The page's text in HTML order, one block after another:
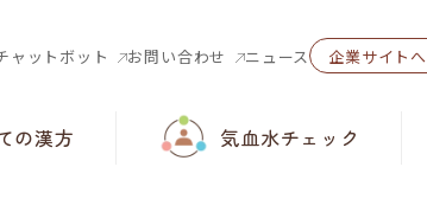
ャットボット お問い合わせ ニュース 企業サイトへ
の漢方 気血水チェック